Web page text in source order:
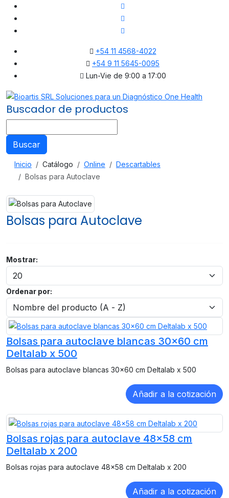
+54 11 4568-4022
+54 9 11 5645-0095
Lun-Vie de 9:00 a 17:00
Buscador de productos
Buscar
Inicio Catálogo Online
Descartables
Bolsas para Autoclave
Bolsas para Autoclave
Mostrar:
Ordenar por:
Bolsas para autoclave blancas 30x60 cm
Deltalab x 500
Bolsas para autoclave blancas 30x60 cm Deltalab x 500
Bolsas rojas para autoclave 48x58 cm
Deltalab x 200
Bolsas rojas para autoclave 48x58 cm Deltalab x 200